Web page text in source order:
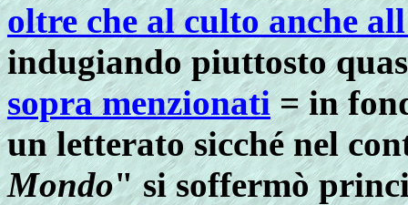
oltre che al culto anche
indugiando piuttosto
sopra menzionati=in
un letterato sicché nel
Mondo" si soffermò